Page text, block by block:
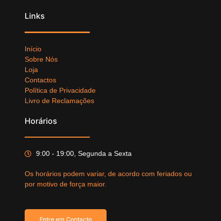
Links
Início
Sobre Nós
Loja
Contactos
Política de Privacidade
Livro de Reclamações
Horários
9:00 - 19:00, Segunda a Sexta
Os horários podem variar, de acordo com feriados ou
por motivo de força maior.
Entre em Contacto